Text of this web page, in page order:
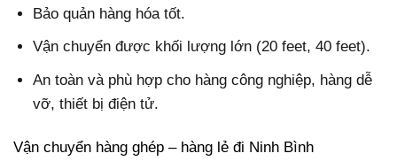
Bảo quản hàng hóa tốt.
Vận chuyển được khối lượng lớn (20 feet, 40 feet).
An toàn và phù hợp cho hàng công nghiệp, hàng dễ
vỡ, thiết bị điện tử.
Vận chuyển hàng ghép – hàng lẻ đi Ninh Bình